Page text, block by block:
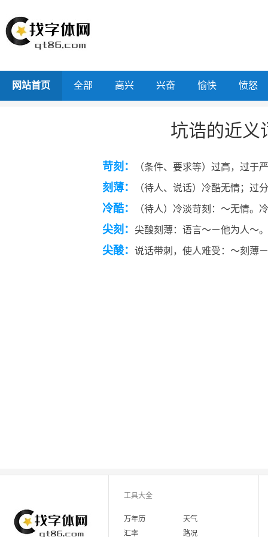
网站首页 全部 高兴 兴奋 愉快 愤怒
坑诰的近义
苛刻： （条件、要求等）过高，过于
刻薄： （待人、说话）冷酷无情；过
冷酷： （待人）冷淡苛刻：～无情。
尖刻： 尖酸刻薄：语言～ㄧ他为人～
尖酸： 说话带刺，使人难受：～刻薄
工具大全
万年历
天气
汇率
路况